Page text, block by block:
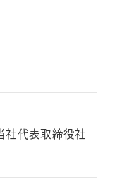
社代表取締役社